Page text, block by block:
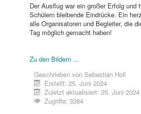
Der Ausflug war ein großer Erfolg und
Schülern bleibende Eindrücke. Ein
alle Organisatoren und Begleiter, die
Tag möglich gemacht haben!
Zu den Bildern ...
Geschrieben von Sebastian Holl
Erstellt: 25. Juni 2024
Zuletzt aktualisiert: 25. Juni 2024
Zugriffe: 3384